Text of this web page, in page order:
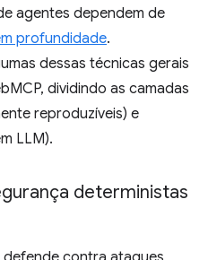
agentes dependem de
profundidade.
dessas técnicas gerais
dividindo as camadas
reproduzíveis) e
LLM).
deterministas